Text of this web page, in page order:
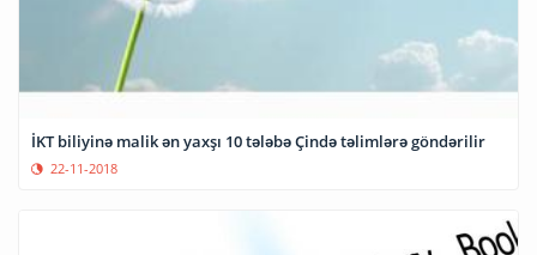
İKT biliyinə malik ən yaxşı 10 tələbə Çində təlimlərə göndərilir
22-11-2018